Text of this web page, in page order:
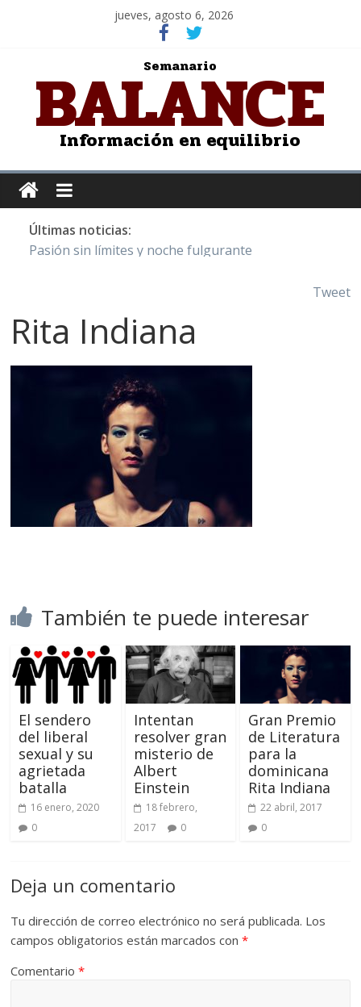
jueves, agosto 6, 2026
Semanario
BALANCE
Información en equilibrio
Últimas noticias:
Pasión sin límites y noche fulgurante
Juntos hasta el último minuto
Tweet
Rita Indiana
También te puede interesar
El sendero
del liberal
sexual y su
agrietada
batalla
16 enero, 2020
0
Intentan
resolver gran
misterio de
Albert
Einstein
18 febrero,
2017
0
Gran Premio
de Literatura
para la
dominicana
Rita Indiana
22 abril, 2017
0
Deja un comentario
Tu dirección de correo electrónico no será publicada. Los
campos obligatorios están marcados con*
Comentario*